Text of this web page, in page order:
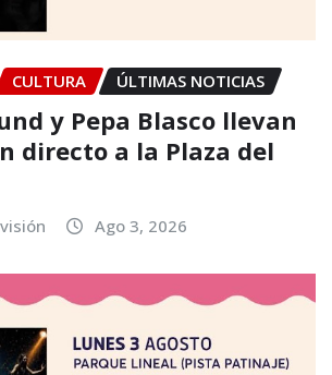
CULTURA ÚLTIMAS NOTICIAS
y Pepa Blasco llevan
directo a la Plaza del
Ago 3, 2026